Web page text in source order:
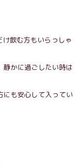
飲む方もいらっしゃ
静かに過ごしたい時は
にも安心して入ってい